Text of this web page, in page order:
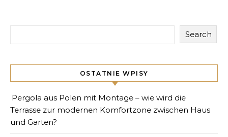
Search
OSTATNIE WPISY
Pergola aus Polen mit Montage – wie wird die
Terrasse zur modernen Komfortzone zwischen Haus
und Garten?